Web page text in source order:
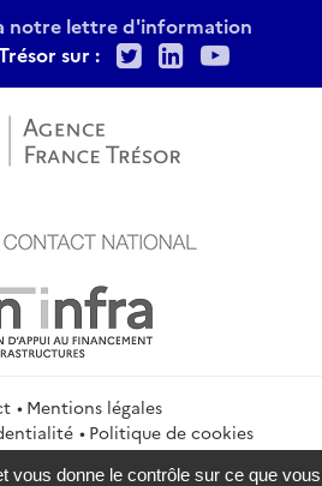
notre lettre d'information
sur :
TwitterLinkedIn
Mentions légales
Politique de cookies
cookies
Flux RSS
vous donne le contrôle sur ce que vous